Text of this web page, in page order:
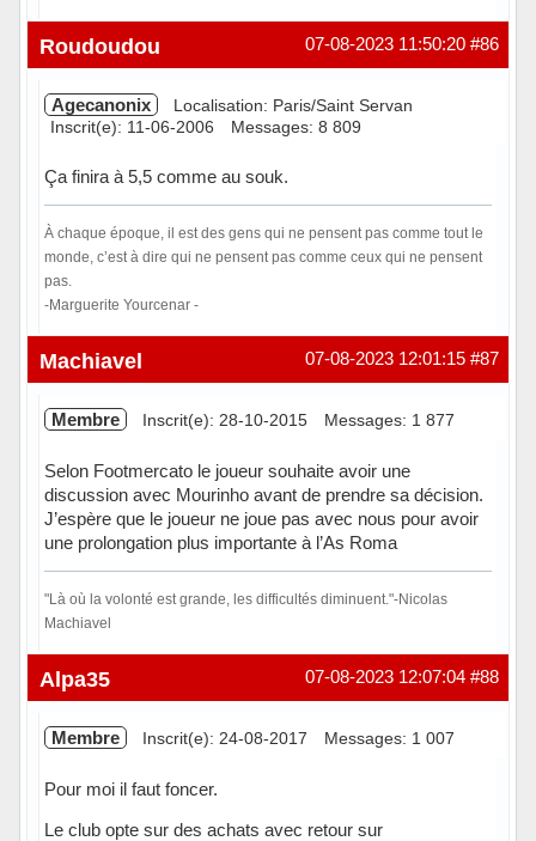
Hors ligne #86
07-08-2023 11:50:20
Roudoudou
Agecanonix
Localisation: Paris/Saint Servan
Inscrit(e): 11-06-2006
Messages: 8 809
Ça finira à 5,5 comme au souk.
À chaque époque, il est des gens qui ne pensent pas comme tout le
monde, c’est à dire qui ne pensent pas comme ceux qui ne pensent
pas.
-Marguerite Yourcenar -
Hors ligne #87
07-08-2023 12:01:15
Machiavel
Membre Inscrit(e): 28-10-2015 Messages: 1 877
Selon Footmercato le joueur souhaite avoir une
discussion avec Mourinho avant de prendre sa décision.
J’espère que le joueur ne joue pas avec nous pour avoir
une prolongation plus importante à l’As Roma
"Là où la volonté est grande, les difficultés diminuent."-Nicolas
Machiavel
Hors ligne #88
07-08-2023 12:07:04
Alpa35
Membre Inscrit(e): 24-08-2017 Messages: 1 007
Pour moi il faut foncer.
Le club opte sur des achats avec retour sur